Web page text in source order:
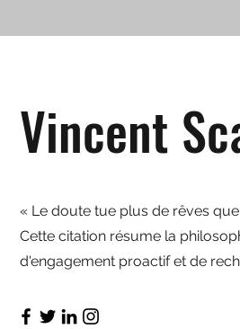
Vincent
« Le doute tue plus de rêves que
Cette citation résume la
d'engagement proactif et de